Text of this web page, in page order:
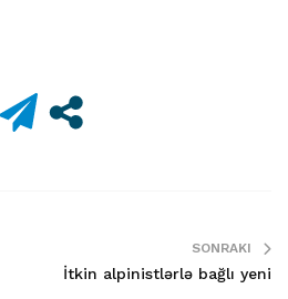
SONRAKI
İtkin alpinistlərlə bağlı yeni